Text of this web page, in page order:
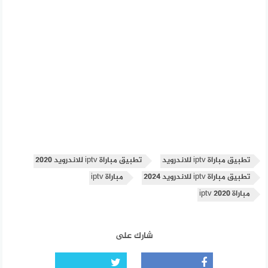
تطبيق مباراة iptv للاندرويد
تطبيق مباراة iptv للاندرويد 2020
تطبيق مباراة iptv للاندرويد 2024
مباراة iptv
مباراة iptv 2020
شارك على